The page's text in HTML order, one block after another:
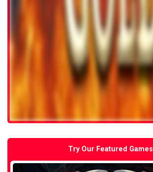
Try Our Featured Games